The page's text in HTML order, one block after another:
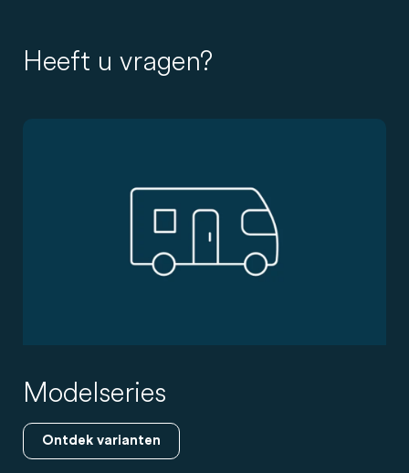
Heeft u vragen?
Bedden
Ontdek varianten